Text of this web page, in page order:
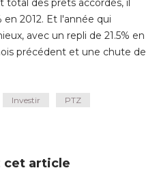
des prêts accordés, il
2012. Et l'année qui
avec un repli de 21.5% en
précédent et une chute de
Investir PTZ
cet article